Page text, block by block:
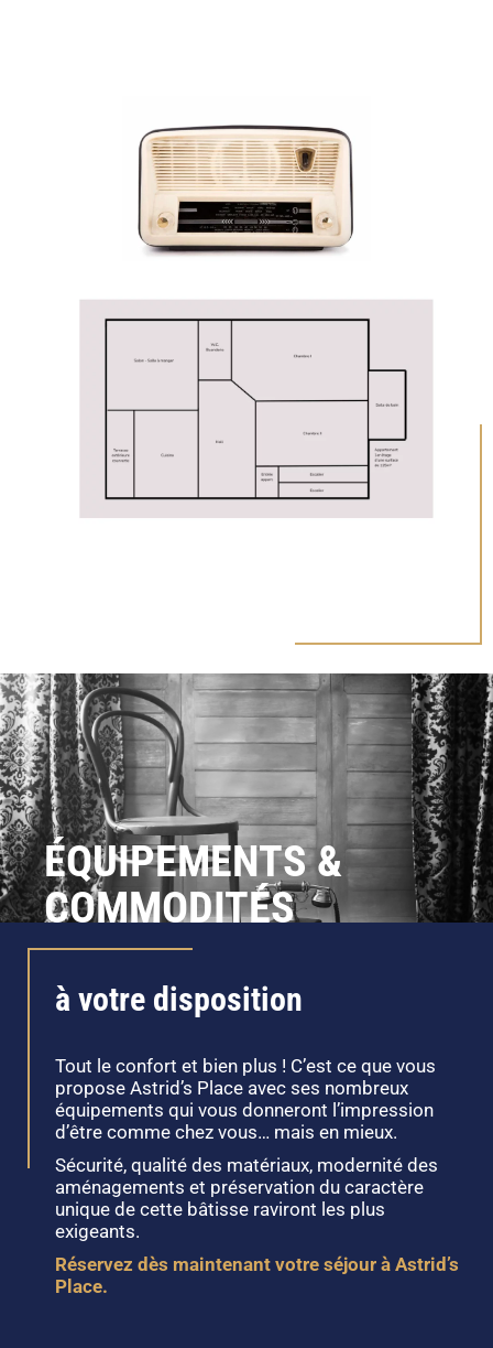
ÉQUIPEMENTS &
COMMODITÉS
à votre disposition
Tout le confort et bien plus ! C’est ce que vous
propose Astrid’s Place avec ses nombreux
équipements qui vous donneront l’impression
d’être comme chez vous… mais en mieux.
Sécurité, qualité des matériaux, modernité des
aménagements et préservation du caractère
unique de cette bâtisse raviront les plus
exigeants.
Réservez dès maintenant votre séjour à Astrid’s
Place.